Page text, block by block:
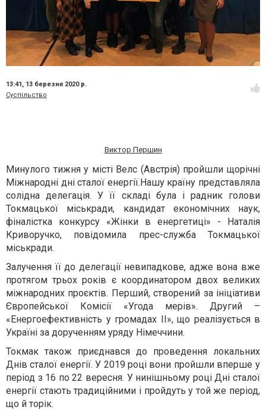
13:41, 13 березня 2020 р.
Суспільство
Виктор Першин
Минулого тижняу місті Велс (Австрія) пройшли щорічні
Міжнародні дні сталої енергії.Нашу країну представляла
солідна делегація. У її складі була і радник голови
Токмацької міськради, кандидат економічних наук,
фіналістка конкурсу «Жінки в енергетиці» - Наталія
Криворучко, повідомила прес-служба Токмацької
міськради.
Залучення її до делегації невипадкове, адже вона вже
протягом трьох років є координатором двох великих
міжнародних проєктів. Перший, створений за ініціативи
Європейської Комісії «Угода мерів». Другий –
«Енергоефективність у громадах ІІ», що реалізується в
Україні за дорученням уряду Німеччини.
Токмак також приєднався до проведення локальних
Днів сталої енергії.У 2019 році вони пройшливперше у
період з 16 по 22 вересня. У нинішньому році Дні сталої
енергії стають традиційними і пройдуть у той же період,
що й торік.